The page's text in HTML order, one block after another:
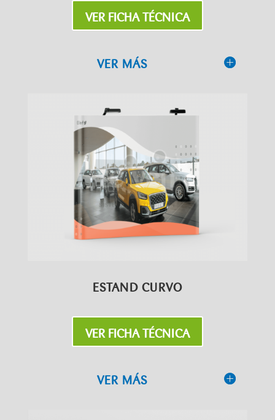
VER FICHA TÉCNICA
VER MÁS
ESTAND CURVO
VER FICHA TÉCNICA
VER MÁS